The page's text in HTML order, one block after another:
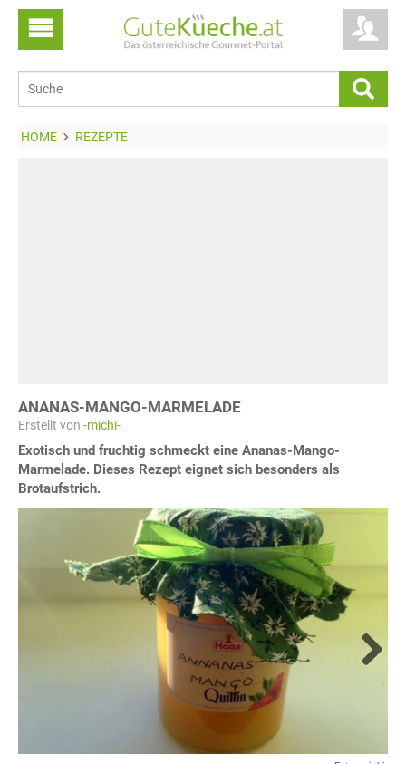
HOME REZEPTE
ANANAS-MANGO-MARMELADE
Erstellt von -michi-
Exotisch und fruchtig schmeckt eine Ananas-Mango-
Marmelade. Dieses Rezept eignet sich besonders als
Brotaufstrich.